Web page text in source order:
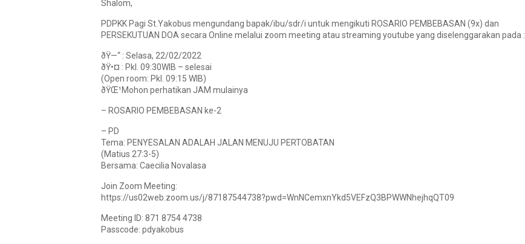
Shalom,
PDPKK Pagi St.Yakobus mengundang bapak/ibu/sdr/i untuk mengikuti ROSARIO PEMBEBASAN (9x) dan
PERSEKUTUAN DOA secara Online melalui zoom meeting atau streaming youtube yang diselenggarakan pada :
ðŸ—“ : Selasa, 22/02/2022
ðŸ•¤ : Pkl. 09:30WIB – selesai
(Open room: Pkl. 09:15 WIB)
ðŸŒ¹Mohon perhatikan JAM mulainya
– ROSARIO PEMBEBASAN ke-2
– PD
Tema: PENYESALAN ADALAH JALAN MENUJU PERTOBATAN
(Matius 27:3-5)
Bersama: Caecilia Novalasa
Join Zoom Meeting:
https://us02web.zoom.us/j/87187544738?pwd=WnNCemxnYkd5VEFzQ3BPWWNhejhqQT09
Meeting ID: 871 8754 4738
Passcode: pdyakobus